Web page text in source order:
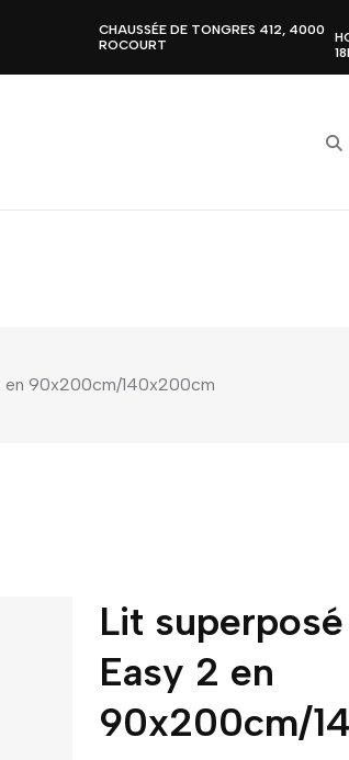
CHAUSSÉE DE TONGRES 412, 4000
ROCOURT
en 90x200cm/140x200cm
Lit
Easy 2 en
90x200cm/